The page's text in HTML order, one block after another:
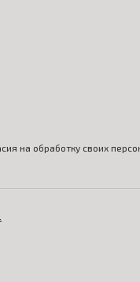
на обработку своих